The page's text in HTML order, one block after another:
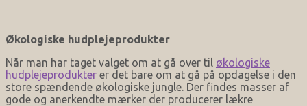
Økologiske hudplejeprodukter
Når man har taget valget om at gå over til økologiske
hudplejeprodukter er det bare om at gå på opdagelse i den
store spændende økologiske jungle. Der findes masser af
gode og anerkendte mærker der producerer lækre